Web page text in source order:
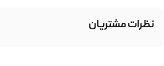
نظرات مشتریان